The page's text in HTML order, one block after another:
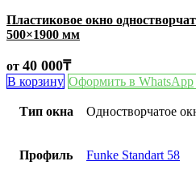
Пластиковое окно
500×1900 мм
от 40 000₸
В корзину Оформить в WhatsApp
Тип окна Одностворчатое
Профиль Funke Standart 58